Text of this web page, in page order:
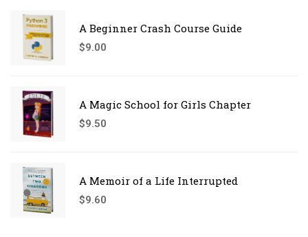
A Beginner Crash Course Guide
$9.00
A Magic School for Girls Chapter
$9.50
A Memoir of a Life Interrupted
$9.60